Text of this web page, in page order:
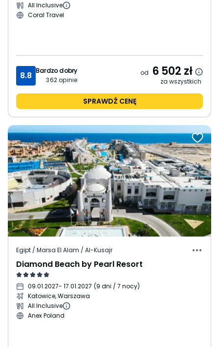
All Inclusive
Coral Travel
8.8 Bardzo dobry
362opinie
od 6 502 zł
za wszystkich
SPRAWDŹ CENĘ
Egipt / Marsa El Alam / Al-Kusajr
Diamond Beach by Pearl Resort
09.01.2027- 17.01.2027 (9 dni / 7 nocy)
Katowice, Warszawa
All Inclusive
Anex Poland